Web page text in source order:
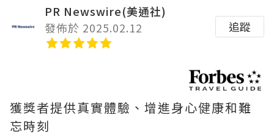
PR Newswire(美通社)
發佈於 2025.02.12
追蹤
獲獎者提供真實體驗、增進身心健康和難
忘時刻